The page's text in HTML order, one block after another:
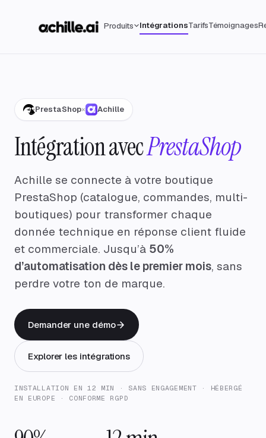
Produits IntégrationsTarifsTémoignages
PrestaShop× Achille
Intégration avecPrestaShop
Achille se connecte à votre boutique
PrestaShop (catalogue, commandes, multi-
boutiques) pour transformer chaque
donnée technique en réponse client fluide
et commerciale. Jusqu’à 50%
d’automatisation dès le premier mois, sans
perdre votre ton de marque.
Demander une démo
Explorer les intégrations
INSTALLATION EN 12 MIN · SANS ENGAGEMENT · HÉBERGÉ
EN EUROPE · CONFORME RGPD